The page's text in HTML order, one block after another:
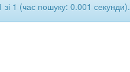
зі 1 (час пошуку: 0.001 секунди).